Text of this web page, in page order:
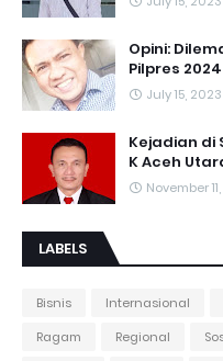
Opini:
Pilpres 2024
July 15, 2023
Kejadian di
K Aceh
November
LABELS
Bisnis Internasional
Ragam
Regional